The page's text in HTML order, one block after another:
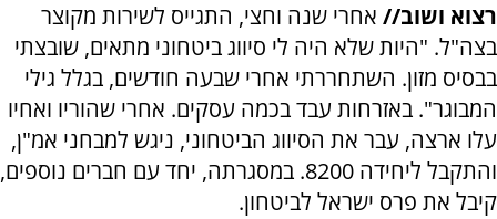
רצוא ושוב// אחרי שנה וחצי, התגייס לשירות מקוצר
בצה"ל. "היות שלא היה לי סיווג ביטחוני מתאים, שובצתי
בבסיס מזון. השתחררתי אחרי שבעה חודשים, בגלל גילי
המבוגר". באזרחות עבד בכמה עסקים. אחרי שהוריו ואחיו
עלו ארצה, עבר את הסיווג הביטחוני, ניגש למבחני אמ"ן,
והתקבל ליחידה 8200. במסגרתה, יחד עם חברים נוספים,
קיבל את פרס ישראל לביטחון.